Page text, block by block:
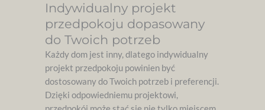
Indywidualny projekt
przedpokoju dopasowany
do Twoich potrzeb
Każdy dom jest inny, dlatego indywidualny
projekt przedpokoju powinien być
dostosowany do Twoich potrzeb i preferencji.
Dzięki odpowiedniemu projektowi,